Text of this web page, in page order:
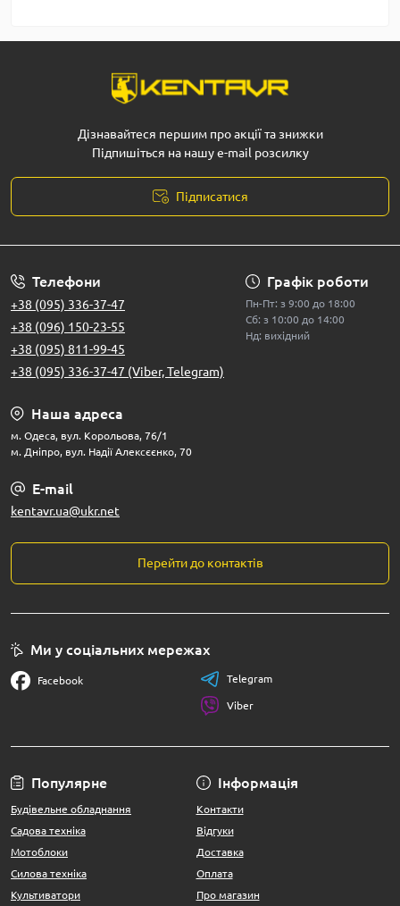
Дізнавайтеся першим про акції та знижки
Підпишіться на нашу e-mail розсилку
Підписатися
Телефони
+38 (095) 336-37-47
+38 (096) 150-23-55
+38 (095) 811-99-45
+38 (095) 336-37-47 (Viber, Telegram)
Графік роботи
Пн-Пт: з 9:00 до 18:00
Сб: з 10:00 до 14:00
Нд: вихідний
Наша адреса
м. Одеса, вул. Корольова, 76/1
м. Дніпро, вул. Надії Алексєєнко, 70
E-mail
kentavr.ua@ukr.net
Перейти до контактів
Популярне
Будівельне обладнання
Садова техніка
Мотоблоки
Силова техніка
Культиватори
Інформація
Контакти
Відгуки
Доставка
Оплата
Про магазин
Ми у соціальних мережах
Facebook Telegram
Viber